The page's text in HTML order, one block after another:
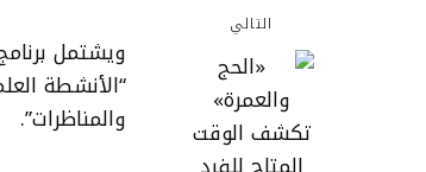
التالي
ويشتمل
“الأنشطة
والمناظرات”.